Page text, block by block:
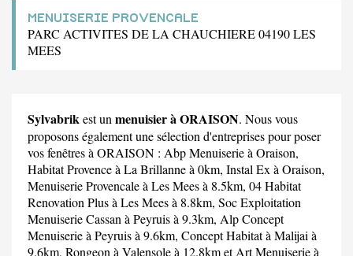
MENUISERIE PROVENCALE
PARC ACTIVITES DE LA CHAUCHIERE 04190 LES
MEES
Sylvabrikest un menuisier à ORAISON. Nous vous
proposons également une sélection d'entreprises pour poser
vos fenêtres à ORAISON : Abp Menuiserieà Oraison,
Habitat Provenceà La Brillanne à 0km, Instal Ex à Oraison,
Menuiserie Provencaleà Les Mees à 8.5km, 04 Habitat
Renovation Plusà Les Mees à 8.8km, Soc Exploitation
Menuiserie Cassan à Peyruis à 9.3km, Alp Concept
Menuiserieà Peyruis à 9.6km, Concept Habitatà Malijai à
9.6km, Rongeon à Valensole à 12.8km etArt Menuiserieà